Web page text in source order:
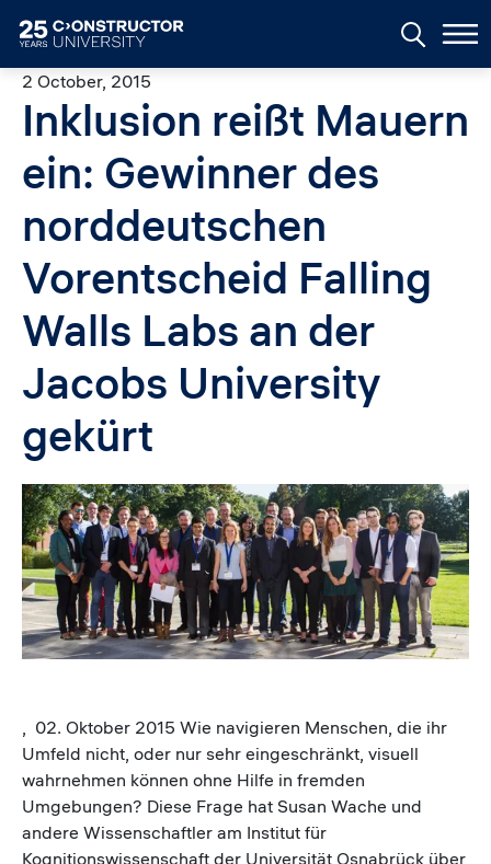
2 October, 2015
Inklusion reißt Mauern
ein: Gewinner des
norddeutschen
Vorentscheid Falling
Walls Labs an der
Jacobs University
gekürt
Image
, 02. Oktober 2015 Wie navigieren Menschen, die ihr
Umfeld nicht, oder nur sehr eingeschränkt, visuell
wahrnehmen können ohne Hilfe in fremden
Umgebungen? Diese Frage hat Susan Wache und
andere Wissenschaftler am Institut für
Kognitionswissenschaft der Universität Osnabrück über